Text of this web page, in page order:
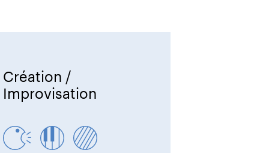
Création /
Improvisation